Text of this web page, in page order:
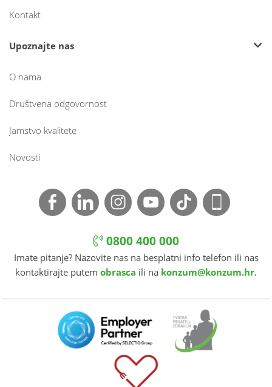
Kontakt
Upoznajte nas
O nama
Društvena odgovornost
Jamstvo kvalitete
Novosti
0800 400 000
Imate pitanje? Nazovite nas na besplatni info telefon ili nas
kontaktirajte putem obrasca ili na konzum@konzum.hr.